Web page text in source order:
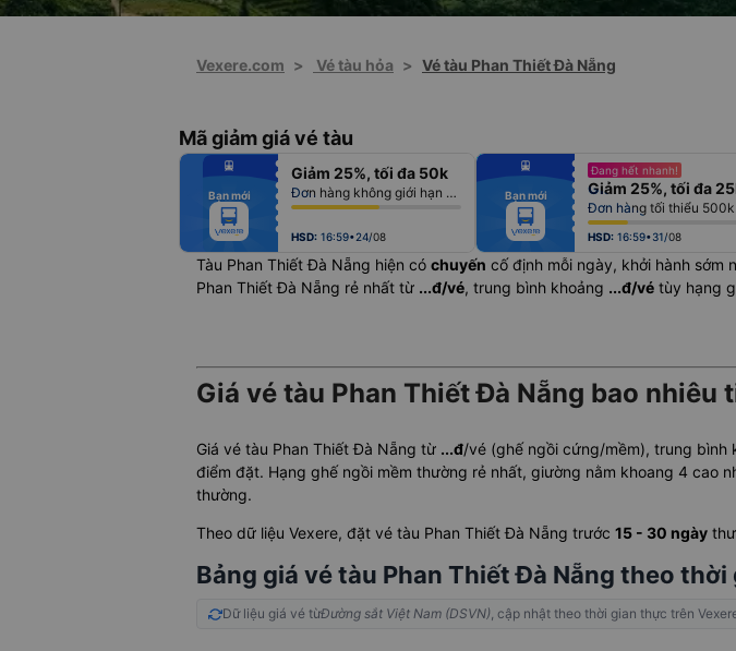
Vexere.com > Vé tàu hỏa > Vé tàu Phan Thiết Đà Nẵng
Mã giảm giá vé tàu
fiber_manual_record
fiber_manual_record
fiber_manual_record
fiber_manual_record
fiber_manual_record
fiber_manual_record
fiber_manual_record
Bạn mới
Giảm 25%, tối đa 50k
Đơn hàng không giới hạn số lượng vé
HSD: 16:59•24/08
fiber_manual_record
fiber_manual_record
fiber_manual_record
fiber_manual_record
fiber_manual_record
fiber_manual_record
fiber_manual_record
Bạn mới
Đang hết nhanh!
Giảm 25%, tối đa
Đơn hàng tối thiểu 500k
HSD: 16:59•31/08
Tàu Phan Thiết Đà Nẵng hiện có chuyến cố định mỗi ngày, khởi hành sớm
Phan Thiết Đà Nẵng rẻ nhất từ ...đ/vé, trung bình khoảng ...đ/vé tùy hạng
Giá vé tàu Phan Thiết Đà Nẵng bao nhiêu
Giá vé tàu Phan Thiết Đà Nẵng từ ...đ/vé (ghế ngồi cứng/mềm), trung bình
điểm đặt. Hạng ghế ngồi mềm thường rẻ nhất, giường nằm khoang 4 cao
thường.
Theo dữ liệu Vexere, đặt vé tàu Phan Thiết Đà Nẵng trước 15 - 30 ngày
Bảng giá vé tàu Phan Thiết Đà Nẵng theo
Dữ liệu giá vé từĐường sắt Việt Nam (DSVN), cập nhật theo thời gian thực trên